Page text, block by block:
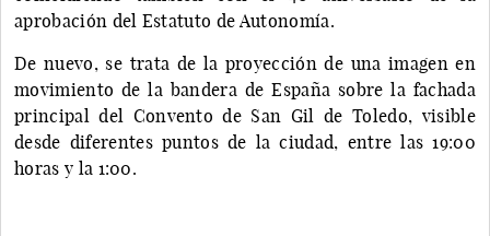
aprobación del Estatuto de Autonomía.
De nuevo, se trata de la proyección de una imagen en
movimiento de la bandera de España sobre la fachada
principal del Convento de San Gil de Toledo, visible
desde diferentes puntos de la ciudad, entre las 19:00
horas y la 1:00.